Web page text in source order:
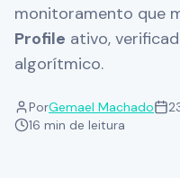
Cases e Resultados
Comparativo de
FERRAMENTAS
monitoramento que
Profile ativo,
algorítmico.
PorGemael Machado
16 min de leitura